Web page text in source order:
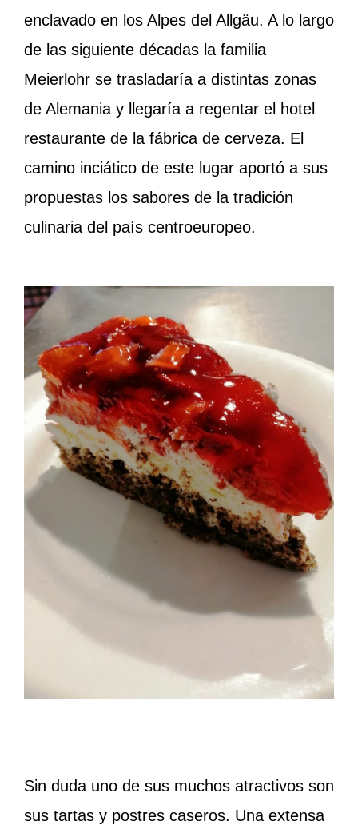
enclavado en los Alpes del Allgäu. A lo largo
de las siguiente décadas la familia
Meierlohr se trasladaría a distintas zonas
de Alemania y llegaría a regentar el hotel
restaurante de la fábrica de cerveza. El
camino inciático de este lugar aportó a sus
propuestas los sabores de la tradición
culinaria del país centroeuropeo.
Sin duda uno de sus muchos atractivos son
sus tartas y postres caseros. Una extensa